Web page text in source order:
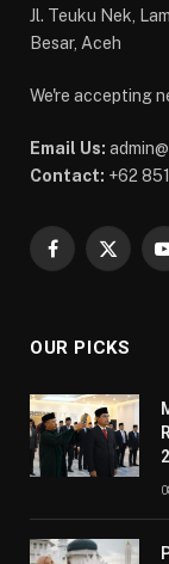
Jl. Teuku Nek,
Besar, Aceh
We're accepting
Email Us:
Contact: +62
Facebook
X
OUR PICKS